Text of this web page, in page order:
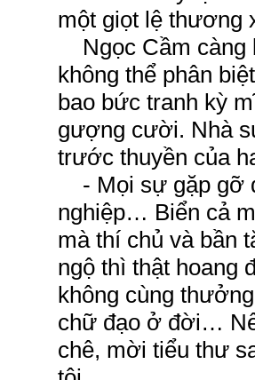
một giọt lệ
Ngọc Cầm càng
không thể phân
bao bức tranh kỳ
gượng cười. Nhà
trước thuyền của
- Mọi sự gặp gỡ
nghiệp… Biển cả
mà thí chủ và bần
ngộ thì thật hoang
không cùng
chữ đạo ở đời…
chê, mời tiểu thư